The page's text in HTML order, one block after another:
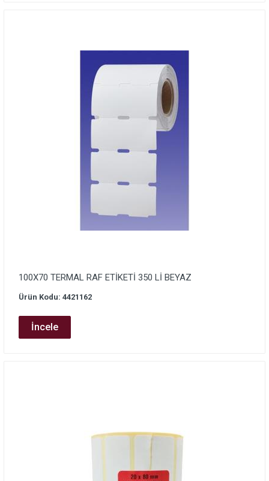
100X70 TERMAL RAF ETİKETİ 350 Lİ BEYAZ
Ürün Kodu: 4421162
İncele